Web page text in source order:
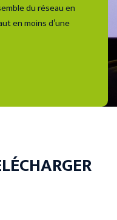
du réseau en
en moins d’une